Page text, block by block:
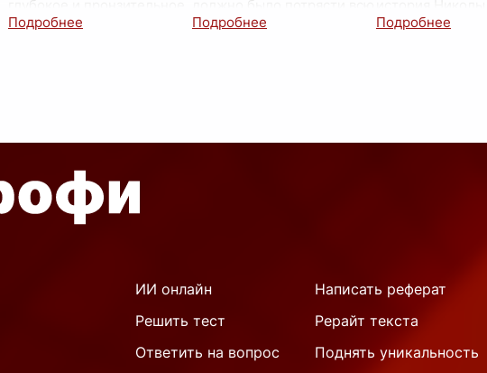
исследование
человеческой природы,
Россию. Он хотел показать
не просто забавную
задела меня за
каза...
ИИ онлайн Написать реферат
Решить тест
Рерайт текста
Ответить на вопрос
Поднять уникальность